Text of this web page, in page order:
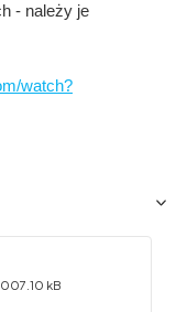
- należy je
watch?
kB